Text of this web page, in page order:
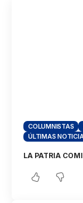
COLUMNISTAS
ÚLTIMAS
LA PATRIA